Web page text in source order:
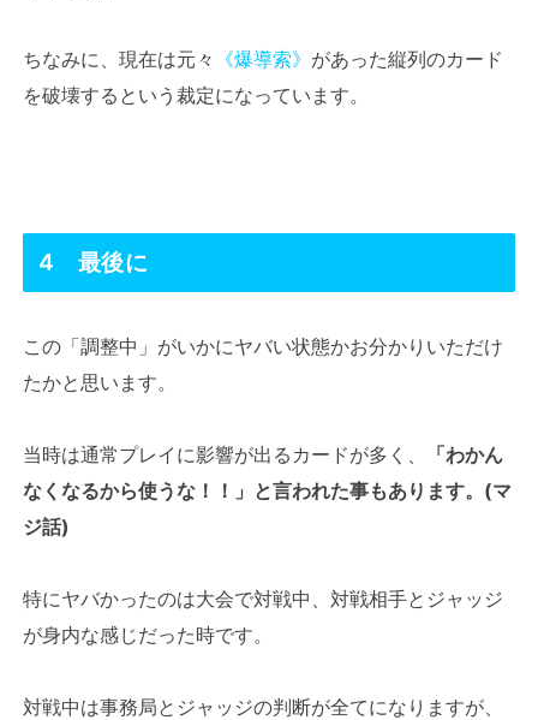
ちなみに、現在は元々 《爆導索》 があった縦列のカード
を破壊するという裁定になっています。
4 最後に
この「調整中」がいかにヤバい状態かお分かりいただけ
たかと思います。
当時は通常プレイに影響が出るカードが多く、
「わかん
なくなるから使うな！！」と言われた事もあります。(マ
ジ話)
特にヤバかったのは大会で対戦中、対戦相手とジャッジ
が身内な感じだった時です。
対戦中は事務局とジャッジの判断が全てになりますが、